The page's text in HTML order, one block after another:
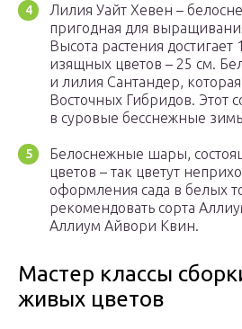
Лилия Уайт Хевен –
пригодная для
Высота растения достигает
изящных цветов – 25 см.
и лилия Сантандер,
Восточных Гибридов. Этот
в суровые бесснежные
Белоснежные шары,
цветов – так цветут
оформления сада в белых
рекомендовать сорта
Аллиум Айвори Квин.
Мастер классы
живых цветов